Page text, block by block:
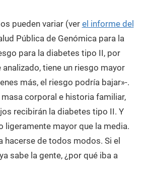
pueden variar (ver el informe del
Pública de Genómica para la
para la diabetes tipo II, por
tiene un riesgo mayor
más, el riesgo podría bajar»-.
corporal e historia familiar,
recibirán la diabetes tipo II. Y
ligeramente mayor que la media.
hacerse de todos modos. Si el
sabe la gente, ¿por qué iba a